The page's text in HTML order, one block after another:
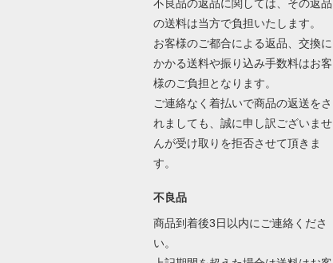
不良品の返品に関しては、その返品
の送料は当方で負担いたします。
お客様のご都合による返品、交換に
かかる送料や振り込み手数料はお客
様のご負担となります。
ご連絡なく着払いで商品の返送をさ
れましても、誠に申し訳ございませ
んが受け取りを拒否させて頂きま
す。
不良品
商品到着後3日以内にご連絡くださ
い。